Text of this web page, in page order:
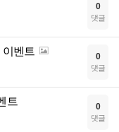
0
댓글
이벤트 0
댓글
트 0
댓글